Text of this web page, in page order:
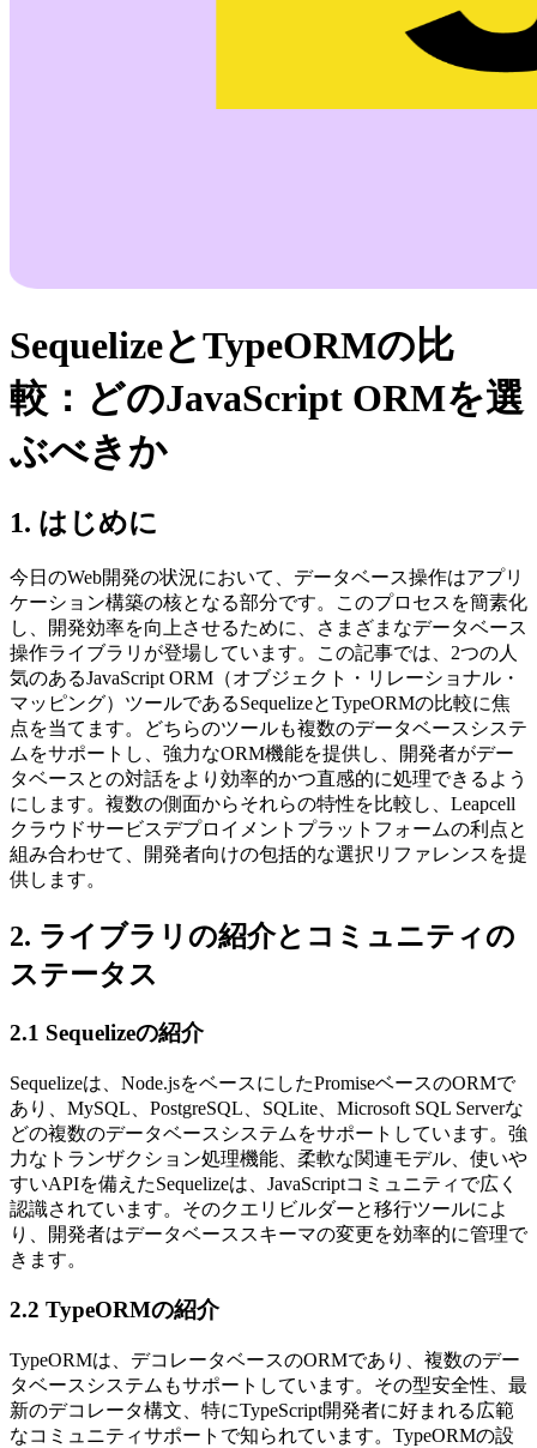
SequelizeとTypeORMの比
較：どのJavaScript ORMを選
ぶべきか
1. はじめに
今日のWeb開発の状況において、データベース操作はアプリ
ケーション構築の核となる部分です。このプロセスを簡素化
し、開発効率を向上させるために、さまざまなデータベース
操作ライブラリが登場しています。この記事では、2つの人
気のあるJavaScript ORM（オブジェクト・リレーショナル・
マッピング）ツールであるSequelizeとTypeORMの比較に焦
点を当てます。どちらのツールも複数のデータベースシステ
ムをサポートし、強力なORM機能を提供し、開発者がデー
タベースとの対話をより効率的かつ直感的に処理できるよう
にします。複数の側面からそれらの特性を比較し、Leapcell
クラウドサービスデプロイメントプラットフォームの利点と
組み合わせて、開発者向けの包括的な選択リファレンスを提
供します。
2. ライブラリの紹介とコミュニティの
ステータス
2.1 Sequelizeの紹介
Sequelizeは、Node.jsをベースにしたPromiseベースのORMで
あり、MySQL、PostgreSQL、SQLite、Microsoft SQL Serverな
どの複数のデータベースシステムをサポートしています。強
力なトランザクション処理機能、柔軟な関連モデル、使いや
すいAPIを備えたSequelizeは、JavaScriptコミュニティで広く
認識されています。そのクエリビルダーと移行ツールによ
り、開発者はデータベーススキーマの変更を効率的に管理で
きます。
2.2 TypeORMの紹介
TypeORMは、デコレータベースのORMであり、複数のデー
タベースシステムもサポートしています。その型安全性、最
新のデコレータ構文、特にTypeScript開発者に好まれる広範
なコミュニティサポートで知られています。TypeORMの設